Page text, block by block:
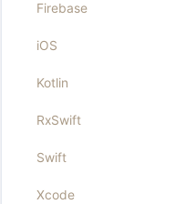
Firebase
iOS
Kotlin
RxSwift
Swift
Xcode